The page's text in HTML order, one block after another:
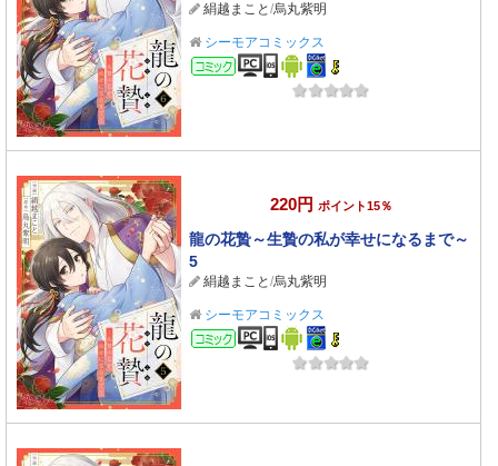
絹越まこと /烏丸紫明
シーモアコミックス
コミック
220円 ポイント15％
龍の花贄～生贄の私が幸せになるまで～
5
絹越まこと /烏丸紫明
シーモアコミックス
コミック